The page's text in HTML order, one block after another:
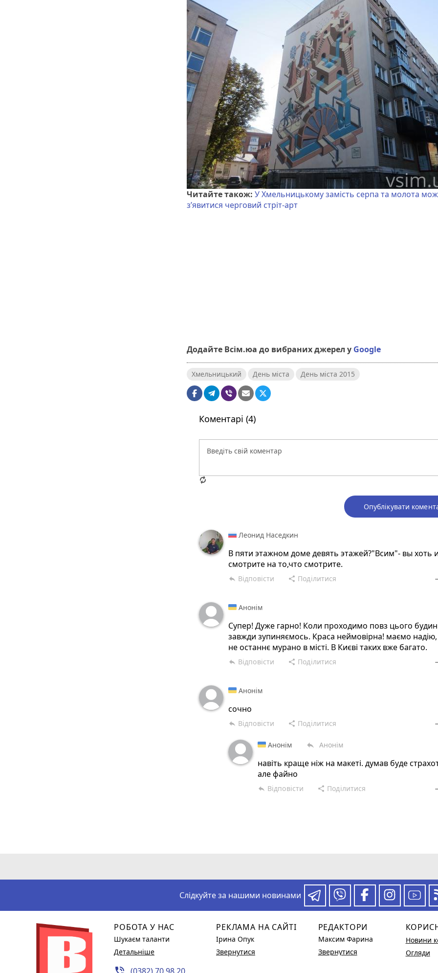
Читайте також: У Хмельницькому замість серпа та молота
з’явитися черговий стріт-арт
Додайте Всім.юа до вибраних джерел у Google
Хмельницький День міста День міста 2015
Коментарі (4)
Опублікувати
Леонид Наседкин
В пяти этажном доме девять этажей?"Всим"- вы хоть
смотрите на то,что смотрите.
reply Відповісти share Поділитися
Анонім
Супер! Дуже гарно! Коли проходимо повз цього
завжди зупиняємось. Краса неймовірна! маємо
не останнє мурано в місті. В Києві таких вже багато.
reply Відповісти share Поділитися
Анонім
сочно
reply Відповісти share Поділитися
Анонім reply Анонім
навіть краще ніж на макеті. думав буде
але файно
reply Відповісти share Поділитися
Слідкуйте за нашими новинами
РОБОТА У НАС
Шукаєм таланти
Детальніше
РЕКЛАМА НА САЙТІ
Ірина Опук
Звернутися
РЕДАКТОРИ
Максим Фарина
Звернутися
Новини
Огляди